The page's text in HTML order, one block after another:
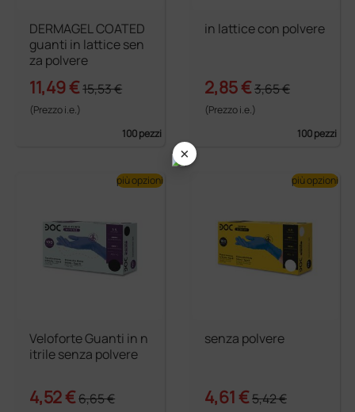
DERMAGEL COATED
guanti in lattice sen
za polvere
11,49 €15,53 €
(Prezzo i.e.)
100 pezzi
in lattice con polvere
2,85 €3,65 €
(Prezzo i.e.)
100 pezzi
Veloforte Guanti in n
itrile senza polvere
4,52 €6,65 €
più opzioni
senza polvere
4,61 €5,42 €
più opzioni
×